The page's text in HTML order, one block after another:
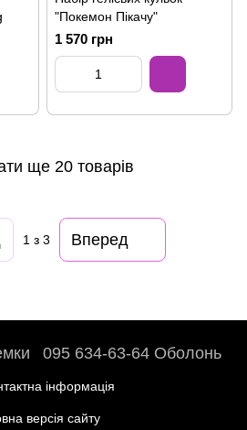
"Покемон Пікачу"
1 570 грн
ще 20 товарів
1 з 3 Вперед
095 634-63-64 Оболонь
інформація
версія сайту